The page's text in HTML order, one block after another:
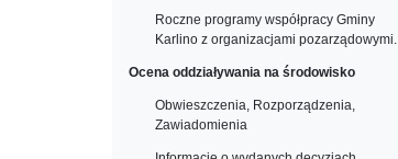
Roczne programy współpracy Gminy
Karlino z organizacjami pozarządowymi.
Ocena oddziaływania na środowisko
Obwieszczenia, Rozporządzenia,
Zawiadomienia